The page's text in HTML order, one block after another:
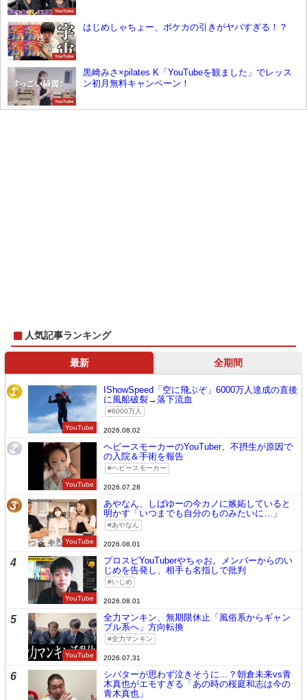
YouTube
YouTube
はじめしゃちょー、ポケカの引きがヤバすぎる！？
YouTube
黒崎みさ×pilates K「YouTubeを観ました」でレッス
ン初月無料キャンペーン！
人気記事ランキング
最新 全期間
1
YouTube
IShowSpeed「空に飛ぶぞ」6000万人達成の直後
に風船破裂→落下流血
6000万人
2026.08.02
2
YouTube
ヘビースモーカーのYouTuber、不摂生が原因で
の入院＆手術を報告
ヘビースモーカー
2026.07.28
3
YouTube
あやなん、しばゆーの今カノに嫉妬していると
明かす「いつまでも自分のものみたいに…」
あやなん
2026.08.01
4
YouTube
プロスピYouTuberやちゃお。メンバーからのい
じめを告発し、相手も名指しで批判
いじめ
2026.08.01
5
YouTube
全力マンキン、無期限休止「風俗系からギャン
ブル系へ」方向転換
全力マンキン
2026.07.31
6
シバターが思わず泣きそうに…？朝倉未来vs青
木真也がエモすぎる「あの時の桜庭和志は今の
青木真也」